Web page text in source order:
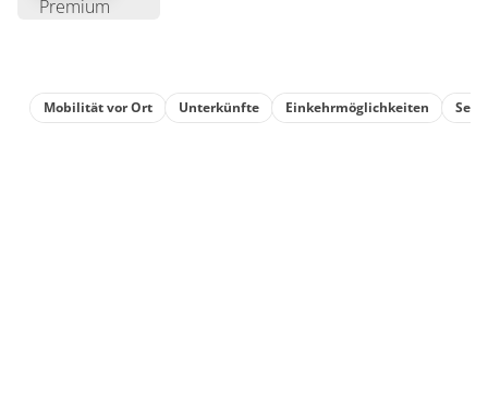
Mobilität vor Ort Unterkünfte Einkehrmöglichkeiten